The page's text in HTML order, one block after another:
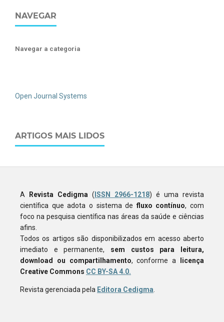
NAVEGAR
Navegar a categoria
Open Journal Systems
ARTIGOS MAIS LIDOS
A Revista Cedigma ( ISSN 2966-1218) é uma revista
científica que adota o sistema defluxo contínuo, com
foco na pesquisa científica nas áreas da saúde e ciências
afins.
Todos os artigos são disponibilizados em acesso aberto
imediato e permanente, sem custos para leitura,
download ou compartilhamento, conforme a
licença
Creative Commons CC BY-SA 4.0.
Revista gerenciada pela Editora Cedigma